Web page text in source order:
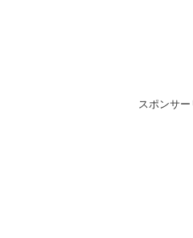
スポンサー